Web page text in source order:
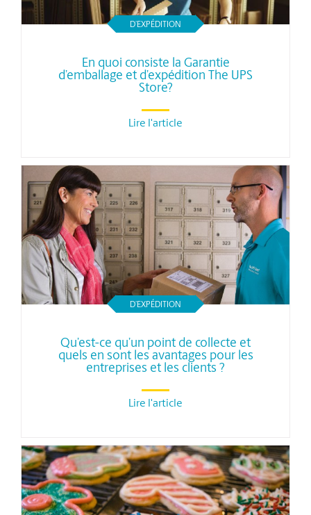
D’EXPÉDITION
En quoi consiste la Garantie
d’emballage et d’expédition The UPS
Store?
Lire l'article
D’EXPÉDITION
Qu’est-ce qu’un point de collecte et
quels en sont les avantages pour les
entreprises et les clients ?
Lire l'article